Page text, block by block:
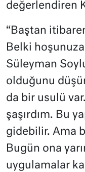
değerlendiren
“Baştan
Belki
Süleyman
olduğunu
da bir usulü
şaşırdım. Bu
gidebilir. Ama
Bugün ona
uygulamalar